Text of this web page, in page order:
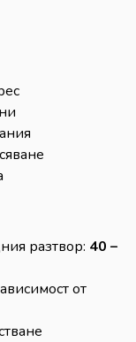
разтвор: 40 –
от